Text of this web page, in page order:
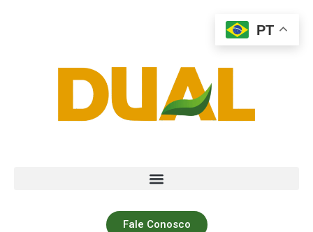
Fale Conosco
PT